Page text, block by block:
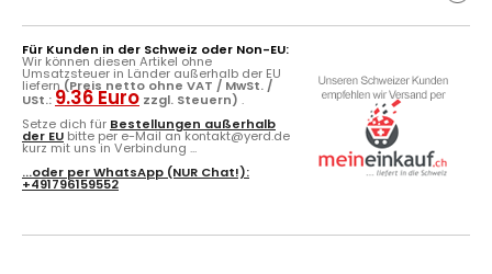
Für Kunden in der Schweiz oder Non-EU:
Wir können diesen Artikel ohne
Umsatzsteuer in Länder außerhalb der EU
liefern(Preis netto ohne VAT / MwSt. /
USt.: 9.36 Euro zzgl. Steuern) .
Setze dich für Bestellungen außerhalb
der EU bitte per e-Mail an kontakt@yerd.de
kurz mit uns in Verbindung ...
...oder perWhatsApp (NUR Chat!):
+491796159552